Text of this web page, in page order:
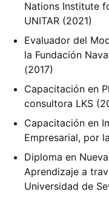
Nations Institute
UNITAR (2021)
Evaluador del
la Fundación
(2017)
Capacitación en
consultora LKS
Capacitación en
Empresarial, por
Diploma en
Aprendizaje a
Universidad de